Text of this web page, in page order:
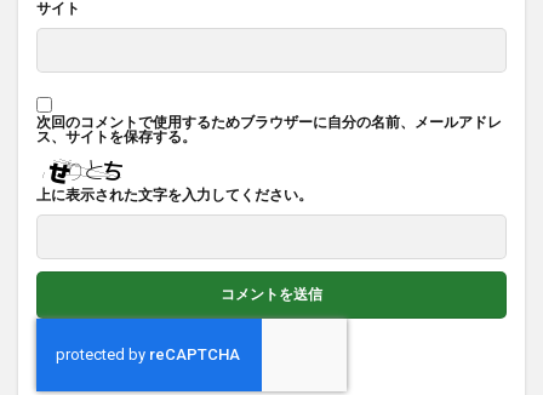
サイト
次回のコメントで使用するためブラウザーに自分の名前、メールアドレ
ス、サイトを保存する。
上に表示された文字を入力してください。